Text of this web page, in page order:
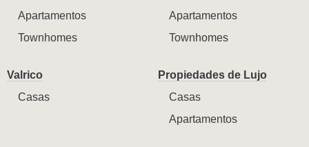
Apartamentos
Townhomes
Apartamentos
Townhomes
Valrico
Casas
Propiedades de Lujo
Casas
Apartamentos